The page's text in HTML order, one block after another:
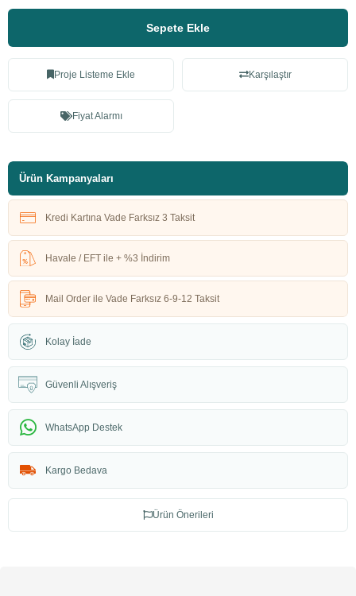
Sepete Ekle
Proje Listeme Ekle Karşılaştır
Fiyat Alarmı
Ürün Kampanyaları
Kredi Kartına Vade Farksız 3 Taksit
Havale / EFT ile + %3 İndirim
Mail Order ile Vade Farksız 6-9-12 Taksit
Kolay İade
Güvenli Alışveriş
WhatsApp Destek
Kargo Bedava
Ürün Önerileri